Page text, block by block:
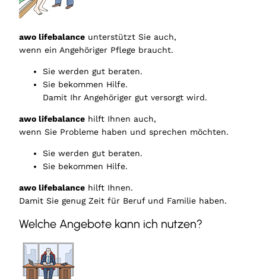
awo lifebalance unterstützt Sie auch,
wenn ein Angehöriger Pflege braucht.
Sie werden gut beraten.
Sie bekommen Hilfe.
Damit Ihr Angehöriger gut versorgt wird.
awo lifebalance hilft Ihnen auch,
wenn Sie Probleme haben und sprechen möchten.
Sie werden gut beraten.
Sie bekommen Hilfe.
awo lifebalance hilft Ihnen.
Damit Sie genug Zeit für Beruf und Familie haben.
Welche Angebote kann ich nutzen?